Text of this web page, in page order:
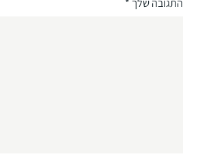
התגובה שלך*